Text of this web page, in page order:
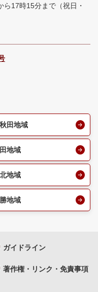
ら17時15分まで （祝日・
田地域
地域
地域
地域
ガイドライン
著作権・リンク・免責事項